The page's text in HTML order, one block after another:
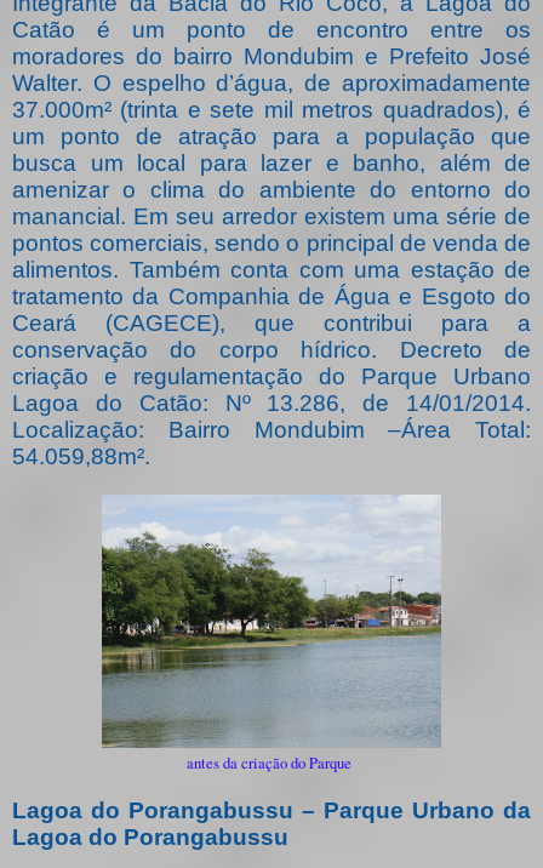
Catão é um ponto de encontro entre os
moradores do bairro Mondubim e Prefeito José
Walter. O espelho d’água, de aproximadamente
37.000m² (trinta e sete mil metros quadrados), é
um ponto de atração para a população que
busca um local para lazer e banho, além de
amenizar o clima do ambiente do entorno do
manancial. Em seu arredor existem uma série de
pontos comerciais, sendo o principal de venda de
alimentos. Também conta com uma estação de
tratamento da Companhia de Água e Esgoto do
Ceará (CAGECE), que contribui para a
conservação do corpo hídrico. Decreto de
criação e regulamentação do Parque Urbano
Lagoa do Catão: Nº 13.286, de 14/01/2014.
Localização: Bairro Mondubim –Área Total:
54.059,88m².
antes da criação do Parque
Lagoa do Porangabussu – Parque Urbano da
Lagoa do Porangabussu